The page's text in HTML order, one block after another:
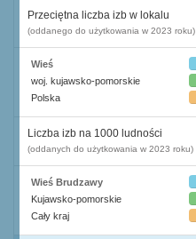
Przeciętna liczba izb w lokalu
(oddanego do użytkowania w 2023 roku)
Wieś
woj. kujawsko-pomorskie
Polska
Liczba izb na 1000 ludności
(oddanych do użytkowania w 2023 roku)
Wieś Brudzawy
Kujawsko-pomorskie
Cały kraj